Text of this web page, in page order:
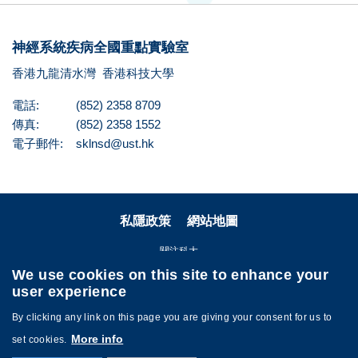
神經系統疾病全國重點實驗室
香港九龍清水灣 香港科技大學
電話:
(852) 2358 8709
傳真:
(852) 2358 1552
電子郵件:
sklnsd@ust.hk
私隱政策 網站地圖
關注科大
We use cookies on this site to enhance your
user experience
By clicking any link on this page you are giving your consent for us to
set cookies. More info